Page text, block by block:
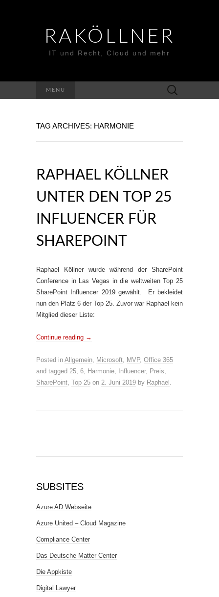
RAKÖLLNER
IT und Recht, Cloud und mehr
MENU
Suchen
nach:
TAG ARCHIVES: HARMONIE
RAPHAEL KÖLLNER
UNTER DEN TOP 25
INFLUENCER FÜR
SHAREPOINT
Raphael Köllner wurde während der SharePoint
Conference in Las Vegas in die weltweiten Top 25
SharePoint Influencer 2019 gewählt. Er bekleidet
nun den Platz 6 der Top 25. Zuvor war Raphael kein
Mitglied dieser Liste:
Continue reading →
Posted in Allgemein, Microsoft, MVP, Office 365
and tagged 25, 6, Harmonie, Influencer, Preis,
SharePoint, Top 25 on 2. Juni 2019 by Raphael .
SUBSITES
Azure AD Webseite
Azure United – Cloud Magazine
Compliance Center
Das Deutsche Matter Center
Die Appkiste
Digital Lawyer